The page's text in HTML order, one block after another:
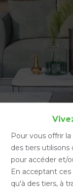
Pour vous offrir
des tiers
pour accéder et/
En acceptant
qu'à des tiers, à
Accueil
Accueil